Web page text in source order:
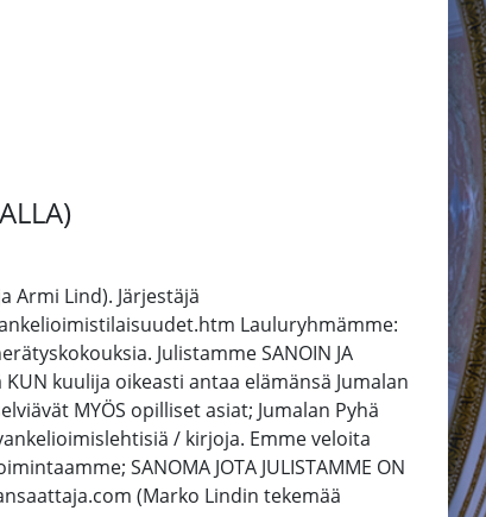
Armi Lind). Järjestäjä
Lauluryhmämme:
Julistamme SANOIN JA
kuulija oikeasti antaa elämänsä Jumalan
MYÖS opilliset asiat; Jumalan Pyhä
/ kirjoja. Emme veloita
SANOMA JOTA JULISTAMME ON
(Marko Lindin tekemää